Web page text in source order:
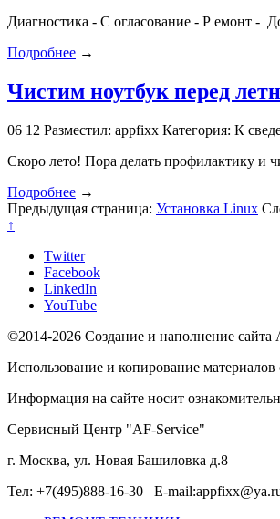
Диагностика - С огласование - Р емонт -
Подробнее →
Чистим ноутбук перед
06 12 Разместил: appfixx Категория: К
Скоро лето! Пора делать профилактику и
Подробнее →
Предыдущая страница: Установка Linux
↑
Twitter
Facebook
LinkedIn
YouTube
©2014-2026 Создание и наполнение
Использование и копирование материалов
Информация на сайте носит
Сервисный Центр "AF-Service"
г. Москва, ул. Новая Башиловка д.8
Тел: +7(495)888-16-30 E-